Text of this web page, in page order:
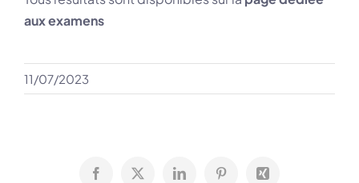
aux examens
11/07/2023
Facebook
X LinkedInPinterestXing